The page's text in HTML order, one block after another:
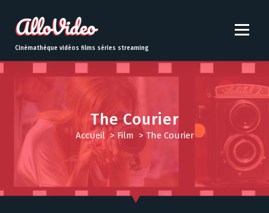
t
o
Cinémathèque vidéos films séries streaming
The Courier
Accueil> Film >The Courier